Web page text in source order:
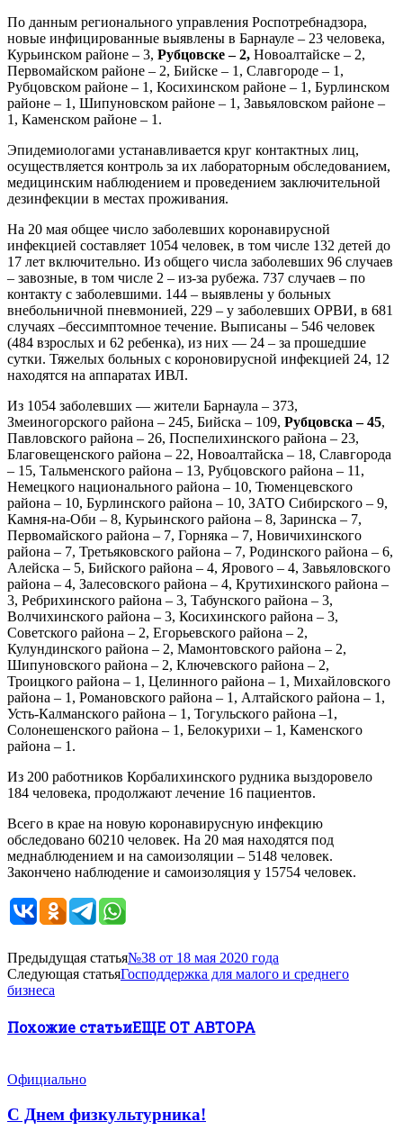
По данным регионального управления Роспотребнадзора,
новые инфицированные выявлены в Барнауле – 23 человека,
Курьинском районе – 3, Рубцовске – 2, Новоалтайске – 2,
Первомайском районе – 2, Бийске – 1, Славгороде – 1,
Рубцовском районе – 1, Косихинском районе – 1, Бурлинском
районе – 1, Шипуновском районе – 1, Завьяловском районе –
1, Каменском районе – 1.
Эпидемиологами устанавливается круг контактных лиц,
осуществляется контроль за их лабораторным обследованием,
медицинским наблюдением и проведением заключительной
дезинфекции в местах проживания.
На 20 мая общее число заболевших коронавирусной
инфекцией составляет 1054 человек, в том числе 132 детей до
17 лет включительно. Из общего числа заболевших 96 случаев
– завозные, в том числе 2 – из-за рубежа. 737 случаев – по
контакту с заболевшими. 144 – выявлены у больных
внебольничной пневмонией, 229 – у заболевших ОРВИ, в 681
случаях –бессимптомное течение. Выписаны – 546 человек
(484 взрослых и 62 ребенка), из них — 24 – за прошедшие
сутки. Тяжелых больных с короновирусной инфекцией 24, 12
находятся на аппаратах ИВЛ.
Из 1054 заболевших — жители Барнаула – 373,
Змеиногорского района – 245, Бийска – 109, Рубцовска – 45,
Павловского района – 26, Поспелихинского района – 23,
Благовещенского района – 22, Новоалтайска – 18, Славгорода
– 15, Тальменского района – 13, Рубцовского района – 11,
Немецкого национального района – 10, Тюменцевского
района – 10, Бурлинского района – 10, ЗАТО Сибирского – 9,
Камня-на-Оби – 8, Курьинского района – 8, Заринска – 7,
Первомайского района – 7, Горняка – 7, Новичихинского
района – 7, Третьяковского района – 7, Родинского района – 6,
Алейска – 5, Бийского района – 4, Ярового – 4, Завьяловского
района – 4, Залесовского района – 4, Крутихинского района –
3, Ребрихинского района – 3, Табунского района – 3,
Волчихинского района – 3, Косихинского района – 3,
Советского района – 2, Егорьевского района – 2,
Кулундинского района – 2, Мамонтовского района – 2,
Шипуновского района – 2, Ключевского района – 2,
Троицкого района – 1, Целинного района – 1, Михайловского
района – 1, Романовского района – 1, Алтайского района – 1,
Усть-Калманского района – 1, Тогульского района –1,
Солонешенского района – 1, Белокурихи – 1, Каменского
района – 1.
Из 200 работников Корбалихинского рудника выздоровело
184 человека, продолжают лечение 16 пациентов.
Всего в крае на новую коронавирусную инфекцию
обследовано 60210 человек. На 20 мая находятся под
меднаблюдением и на самоизоляции – 5148 человек.
Закончено наблюдение и самоизоляция у 15754 человек.
Предыдущая статья№38 от 18 мая 2020 года
Следующая статьяГосподдержка для малого и среднего
бизнеса
Похожие статьиЕЩЕ ОТ АВТОРА
Официально
С Днем физкультурника!